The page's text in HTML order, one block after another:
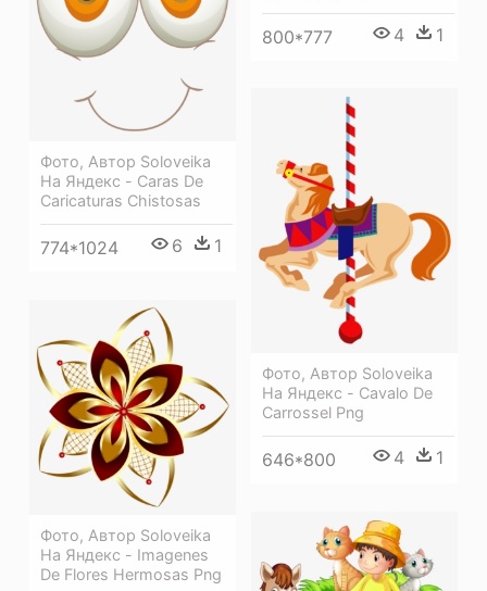
800*777 4 1
Фото, Автор Soloveika
На Яндекс - Caras De
Caricaturas Chistosas
774*1024 6 1
Фото, Автор Soloveika
На Яндекс - Cavalo De
Carrossel Png
646*800 4 1
Фото, Автор Soloveika
На Яндекс - Imagenes
De Flores Hermosas Png